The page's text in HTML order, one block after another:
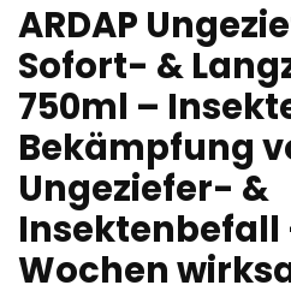
ARDAP
Sofort- &
750ml –
Bekämpfung
Ungeziefer- &
Insektenbefall
Wochen